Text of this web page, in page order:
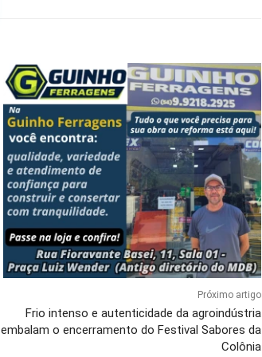
Próximo artigo
Frio intenso e autenticidade da agroindústria
embalam o encerramento do Festival Sabores da
Colônia